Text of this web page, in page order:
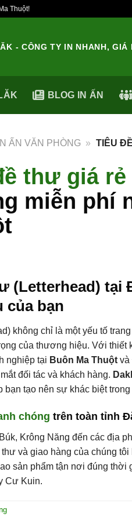
Thuột!
- CÔNG TY IN NHANH, GIÁ
BLOG IN ẤN
IN ẤN VĂN PHÒNG » TIÊU
thư giá
miễn phí
(Letterhead) tại
của bạn
không chỉ là một yếu tố
của thương hiệu. Với thiết
nghiệp tại Buôn Ma Thuột và
đối tác và khách hàng.
bạn tạo nên sự khác biệt
chóng trên toàn tỉnh
Krông Năng đến các địa
và giao hàng của chúng
sản phẩm tận nơi đúng thời
Cư Kuin.